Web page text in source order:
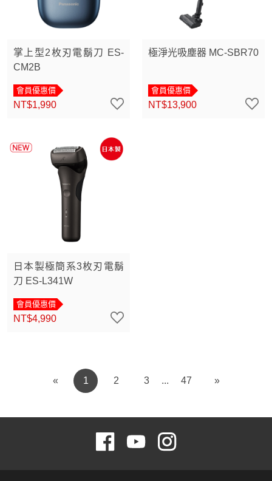
掌上型2枚刃電鬍刀 ES-
CM2B
會員優惠價
NT$1,990
極淨光吸塵器 MC-SBR70
會員優惠價
NT$13,900
日本製極簡系3枚刃電鬍
刀 ES-L341W
會員優惠價
NT$4,990
« 1 2 3 47 »